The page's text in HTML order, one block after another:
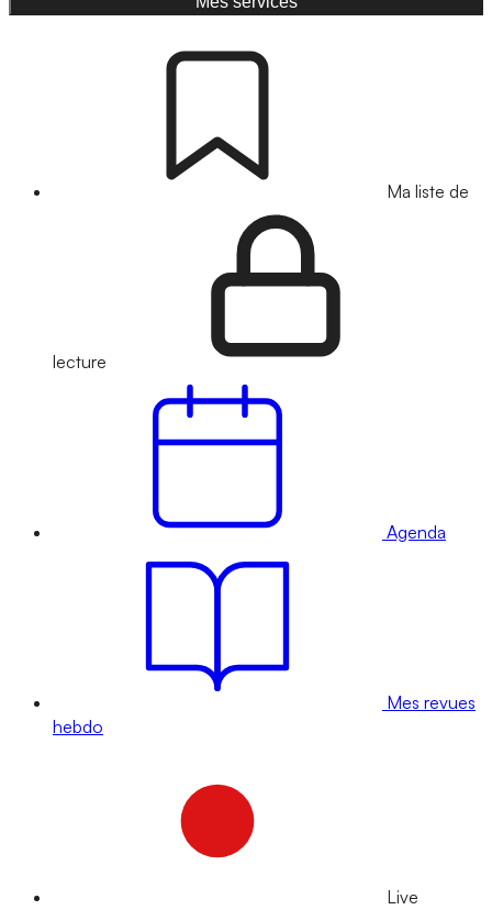
Ma liste de
lecture
Agenda
Mes revues
hebdo
Live